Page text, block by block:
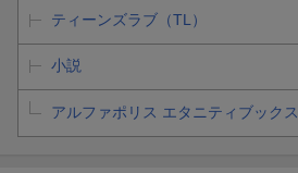
ティーンズラブ（TL）
小説
アルファポリス エタニティブックス